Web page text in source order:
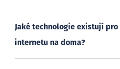
Jaké technologie existují
internetu na doma?